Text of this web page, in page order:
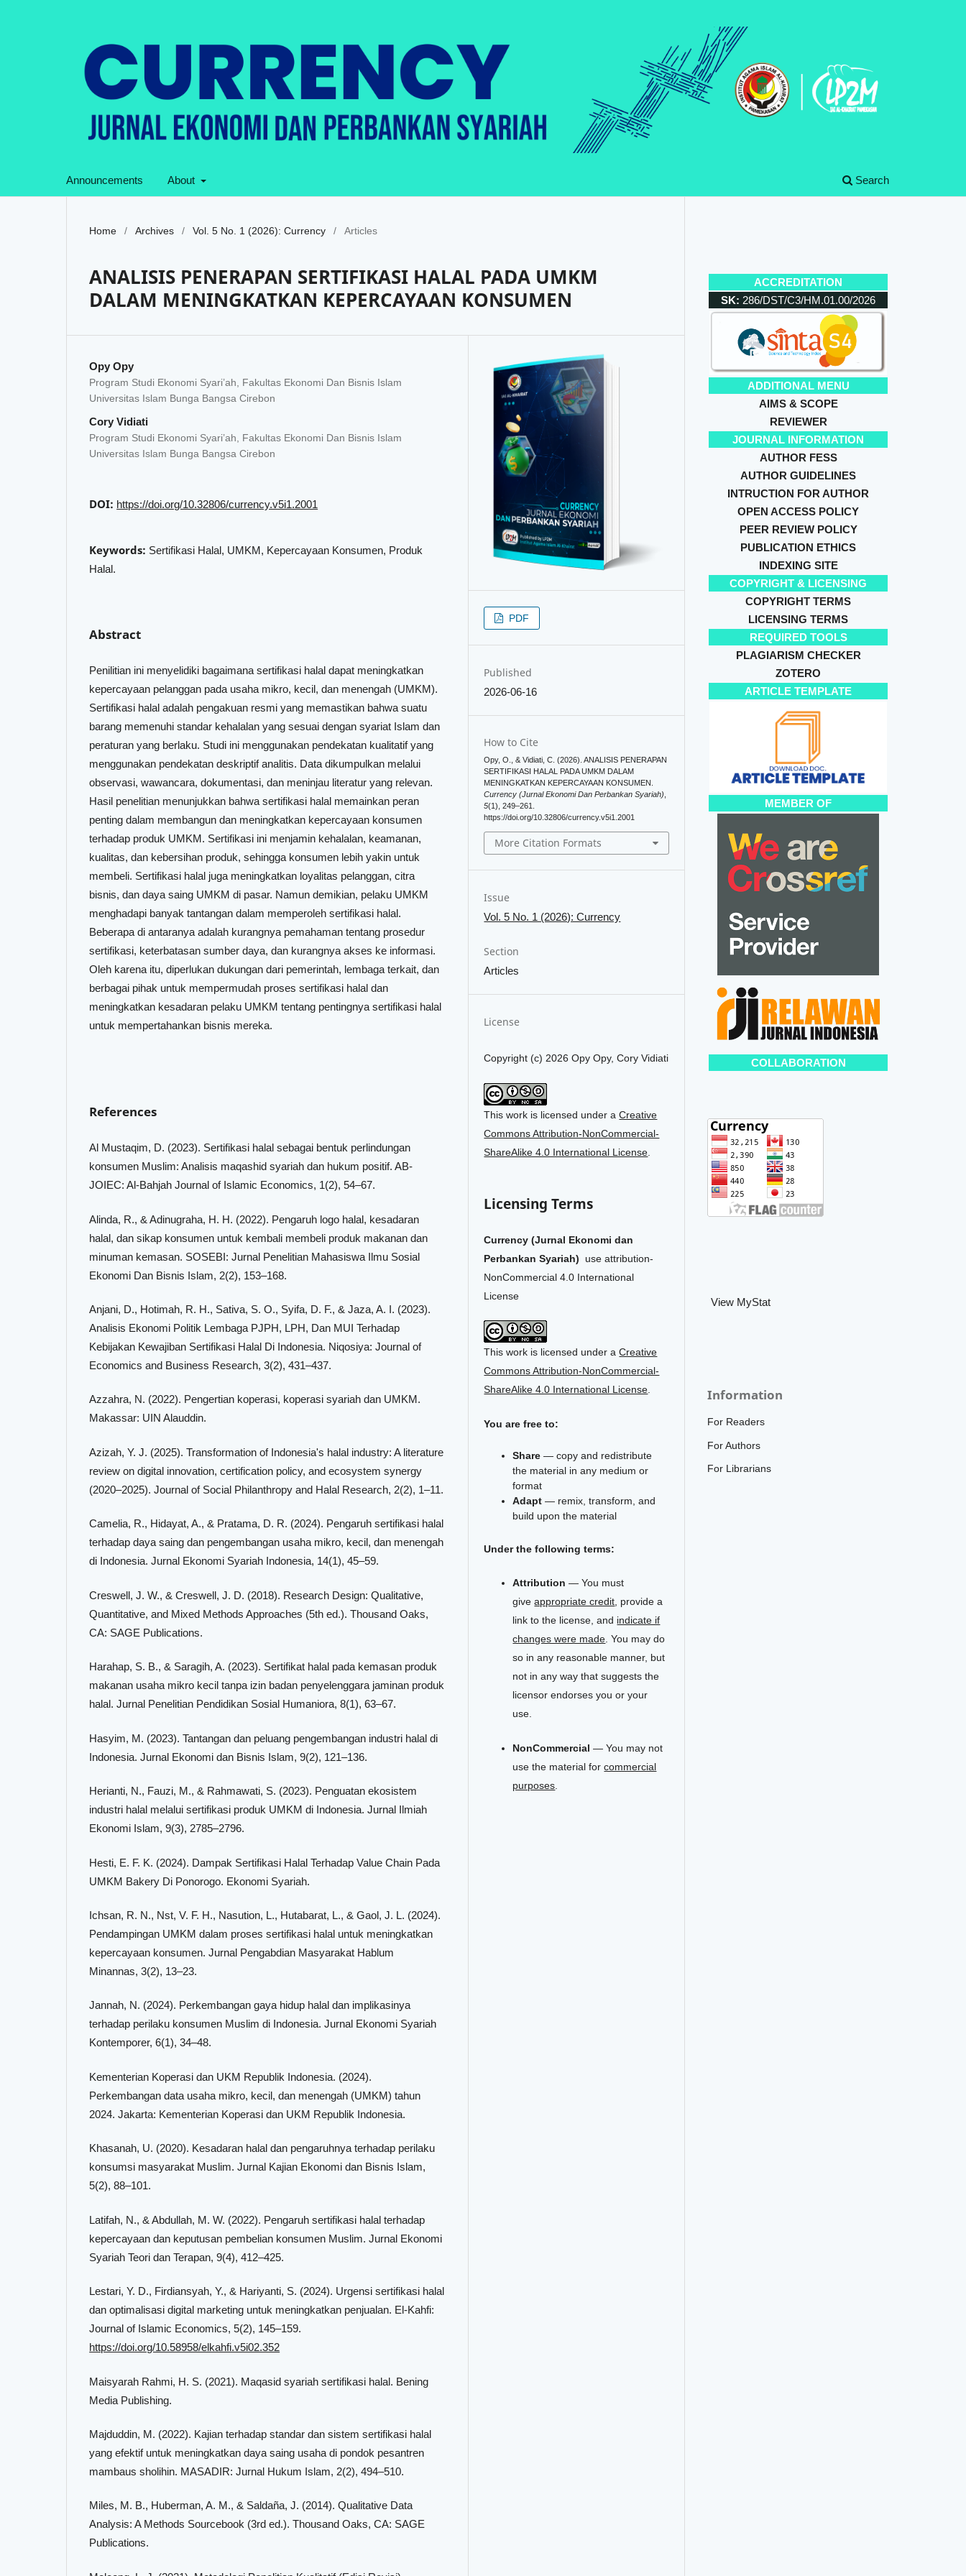
Announcements About Search
Home / Archives / Vol. 5 No. 1 (2026): Currency / Articles
ANALISIS PENERAPAN SERTIFIKASI HALAL PADA UMKM
DALAM MENINGKATKAN KEPERCAYAAN KONSUMEN
Opy Opy
Program Studi Ekonomi Syari’ah, Fakultas Ekonomi Dan Bisnis Islam
Universitas Islam Bunga Bangsa Cirebon
Cory Vidiati
Program Studi Ekonomi Syari’ah, Fakultas Ekonomi Dan Bisnis Islam
Universitas Islam Bunga Bangsa Cirebon
DOI: https://doi.org/10.32806/currency.v5i1.2001
Keywords: Sertifikasi Halal, UMKM, Kepercayaan Konsumen, Produk
Halal.
Abstract
Penilitian ini menyelidiki bagaimana sertifikasi halal dapat meningkatkan
kepercayaan pelanggan pada usaha mikro, kecil, dan menengah (UMKM).
Sertifikasi halal adalah pengakuan resmi yang memastikan bahwa suatu
barang memenuhi standar kehalalan yang sesuai dengan syariat Islam dan
peraturan yang berlaku. Studi ini menggunakan pendekatan kualitatif yang
menggunakan pendekatan deskriptif analitis. Data dikumpulkan melalui
observasi, wawancara, dokumentasi, dan meninjau literatur yang relevan.
Hasil penelitian menunjukkan bahwa sertifikasi halal memainkan peran
penting dalam membangun dan meningkatkan kepercayaan konsumen
terhadap produk UMKM. Sertifikasi ini menjamin kehalalan, keamanan,
kualitas, dan kebersihan produk, sehingga konsumen lebih yakin untuk
membeli. Sertifikasi halal juga meningkatkan loyalitas pelanggan, citra
bisnis, dan daya saing UMKM di pasar. Namun demikian, pelaku UMKM
menghadapi banyak tantangan dalam memperoleh sertifikasi halal.
Beberapa di antaranya adalah kurangnya pemahaman tentang prosedur
sertifikasi, keterbatasan sumber daya, dan kurangnya akses ke informasi.
Oleh karena itu, diperlukan dukungan dari pemerintah, lembaga terkait, dan
berbagai pihak untuk mempermudah proses sertifikasi halal dan
meningkatkan kesadaran pelaku UMKM tentang pentingnya sertifikasi halal
untuk mempertahankan bisnis mereka.
References
Al Mustaqim, D. (2023). Sertifikasi halal sebagai bentuk perlindungan
konsumen Muslim: Analisis maqashid syariah dan hukum positif. AB-
JOIEC: Al-Bahjah Journal of Islamic Economics, 1(2), 54–67.
Alinda, R., & Adinugraha, H. H. (2022). Pengaruh logo halal, kesadaran
halal, dan sikap konsumen untuk kembali membeli produk makanan dan
minuman kemasan. SOSEBI: Jurnal Penelitian Mahasiswa Ilmu Sosial
Ekonomi Dan Bisnis Islam, 2(2), 153–168.
Anjani, D., Hotimah, R. H., Sativa, S. O., Syifa, D. F., & Jaza, A. I. (2023).
Analisis Ekonomi Politik Lembaga PJPH, LPH, Dan MUI Terhadap
Kebijakan Kewajiban Sertifikasi Halal Di Indonesia. Niqosiya: Journal of
Economics and Business Research, 3(2), 431–437.
Azzahra, N. (2022). Pengertian koperasi, koperasi syariah dan UMKM.
Makassar: UIN Alauddin.
Azizah, Y. J. (2025). Transformation of Indonesia's halal industry: A literature
review on digital innovation, certification policy, and ecosystem synergy
(2020–2025). Journal of Social Philanthropy and Halal Research, 2(2), 1–11.
Camelia, R., Hidayat, A., & Pratama, D. R. (2024). Pengaruh sertifikasi halal
terhadap daya saing dan pengembangan usaha mikro, kecil, dan menengah
di Indonesia. Jurnal Ekonomi Syariah Indonesia, 14(1), 45–59.
Creswell, J. W., & Creswell, J. D. (2018). Research Design: Qualitative,
Quantitative, and Mixed Methods Approaches (5th ed.). Thousand Oaks,
CA: SAGE Publications.
Harahap, S. B., & Saragih, A. (2023). Sertifikat halal pada kemasan produk
makanan usaha mikro kecil tanpa izin badan penyelenggara jaminan produk
halal. Jurnal Penelitian Pendidikan Sosial Humaniora, 8(1), 63–67.
Hasyim, M. (2023). Tantangan dan peluang pengembangan industri halal di
Indonesia. Jurnal Ekonomi dan Bisnis Islam, 9(2), 121–136.
Herianti, N., Fauzi, M., & Rahmawati, S. (2023). Penguatan ekosistem
industri halal melalui sertifikasi produk UMKM di Indonesia. Jurnal Ilmiah
Ekonomi Islam, 9(3), 2785–2796.
Hesti, E. F. K. (2024). Dampak Sertifikasi Halal Terhadap Value Chain Pada
UMKM Bakery Di Ponorogo. Ekonomi Syariah.
Ichsan, R. N., Nst, V. F. H., Nasution, L., Hutabarat, L., & Gaol, J. L. (2024).
Pendampingan UMKM dalam proses sertifikasi halal untuk meningkatkan
kepercayaan konsumen. Jurnal Pengabdian Masyarakat Hablum
Minannas, 3(2), 13–23.
Jannah, N. (2024). Perkembangan gaya hidup halal dan implikasinya
terhadap perilaku konsumen Muslim di Indonesia. Jurnal Ekonomi Syariah
Kontemporer, 6(1), 34–48.
Kementerian Koperasi dan UKM Republik Indonesia. (2024).
Perkembangan data usaha mikro, kecil, dan menengah (UMKM) tahun
2024. Jakarta: Kementerian Koperasi dan UKM Republik Indonesia.
Khasanah, U. (2020). Kesadaran halal dan pengaruhnya terhadap perilaku
konsumsi masyarakat Muslim. Jurnal Kajian Ekonomi dan Bisnis Islam,
5(2), 88–101.
Latifah, N., & Abdullah, M. W. (2022). Pengaruh sertifikasi halal terhadap
kepercayaan dan keputusan pembelian konsumen Muslim. Jurnal Ekonomi
Syariah Teori dan Terapan, 9(4), 412–425.
Lestari, Y. D., Firdiansyah, Y., & Hariyanti, S. (2024). Urgensi sertifikasi halal
dan optimalisasi digital marketing untuk meningkatkan penjualan. El-Kahfi:
Journal of Islamic Economics, 5(2), 145–159.
https://doi.org/10.58958/elkahfi.v5i02.352
Maisyarah Rahmi, H. S. (2021). Maqasid syariah sertifikasi halal. Bening
Media Publishing.
Majduddin, M. (2022). Kajian terhadap standar dan sistem sertifikasi halal
yang efektif untuk meningkatkan daya saing usaha di pondok pesantren
mambaus sholihin. MASADIR: Jurnal Hukum Islam, 2(2), 494–510.
Miles, M. B., Huberman, A. M., & Saldaña, J. (2014). Qualitative Data
Analysis: A Methods Sourcebook (3rd ed.). Thousand Oaks, CA: SAGE
Publications.
PDF
Published
2026-06-16
How to Cite
Opy, O., & Vidiati, C. (2026). ANALISIS PENERAPAN
SERTIFIKASI HALAL PADA UMKM DALAM
MENINGKATKAN KEPERCAYAAN KONSUMEN.
Currency (Jurnal Ekonomi Dan Perbankan Syariah),
5(1), 249–261.
https://doi.org/10.32806/currency.v5i1.2001
More Citation Formats
Issue
Vol. 5 No. 1 (2026): Currency
Section
Articles
License
Copyright (c) 2026 Opy Opy, Cory Vidiati
This work is licensed under aCreative
Commons Attribution-NonCommercial-
ShareAlike 4.0 International License
Licensing Terms
Currency (Jurnal Ekonomi dan
Perbankan Syariah)
use attribution-
NonCommercial 4.0 International
License
This work is licensed under aCreative
Commons Attribution-NonCommercial-
ShareAlike 4.0 International License.
You are free to:
Share — copy and redistribute
the material in any medium or
format
Adapt — remix, transform, and
build upon the material
Under the following terms:
Attribution — You must
giveappropriate credit, provide a
link to the license, and indicate if
changes were made. You may do
so in any reasonable manner, but
not in any way that suggests the
licensor endorses you or your
use.
NonCommercial — You may not
use the material forcommercial
purposes
ACCREDITATION
SK: 286/DST/C3/HM.01.00/2026
ADDITIONAL MENU
AIMS & SCOPE
REVIEWER
JOURNAL INFORMATION
AUTHOR FESS
AUTHOR GUIDELINES
INTRUCTION FOR AUTHOR
OPEN ACCESS POLICY
PEER REVIEW POLICY
PUBLICATION ETHICS
INDEXING SITE
COPYRIGHT & LICENSING
COPYRIGHT TERMS
LICENSING TERMS
REQUIRED TOOLS
PLAGIARISM CHECKER
ZOTERO
ARTICLE TEMPLATE
MEMBER OF
COLLABORATION
View MyStat
Information
For Readers
For Authors
For Librarians